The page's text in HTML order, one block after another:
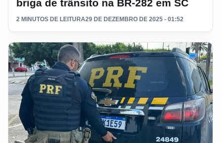
briga de trânsito na BR-282 em SC
2 MINUTOS DE LEITURA29 DE DEZEMBRO DE 2025 - 01:52